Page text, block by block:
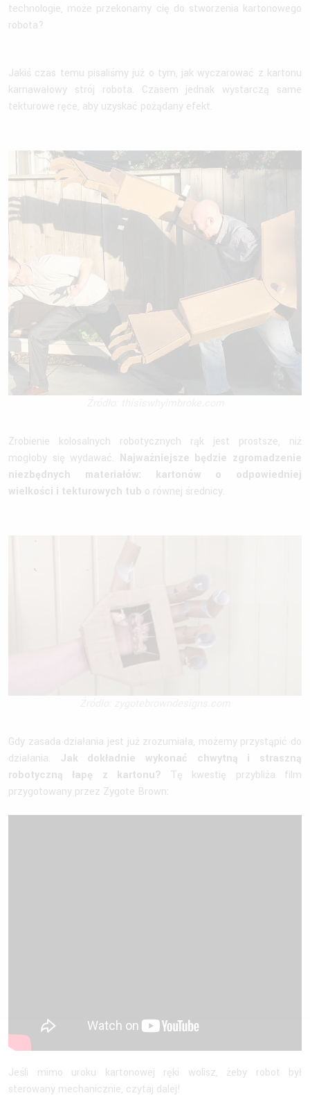
technologie, może przekonamy cię do stworzenia kartonowego
robota?
Jakiś czas temu pisaliśmy już o tym, jak wyczarować z kartonu
karnawałowy strój robota. Czasem jednak wystarczą same
tekturowe ręce, aby uzyskać pożądany efekt.
Zrobienie kolosalnych robotycznych rąk jest prostsze, niż
mogłoby się wydawać. Najważniejsze będzie zgromadzenie
niezbędnych materiałów: kartonów o odpowiedniej
wielkości i tekturowych tub o równej średnicy.
Gdy zasada działania jest już zrozumiała, możemy przystąpić do
działania. Jak dokładnie wykonać chwytną i straszną
robotyczną łapę z kartonu? Tę kwestię przybliża film
przygotowany przez Zygote Brown:
Jeśli mimo uroku kartonowej ręki wolisz, żeby robot był
sterowany mechanicznie, czytaj dalej!